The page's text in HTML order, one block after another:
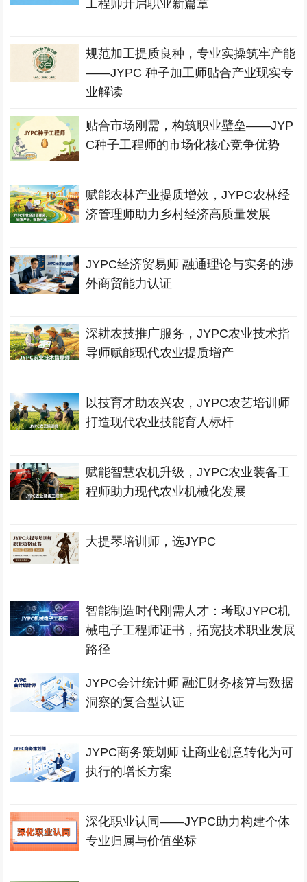
工程师开启职业新篇章
规范加工提质良种，专业实操筑牢产能
——JYPC 种子加工师贴合产业现实专
业解读
贴合市场刚需，构筑职业壁垒——JYP
C种子工程师的市场化核心竞争优势
赋能农林产业提质增效，JYPC农林经
济管理师助力乡村经济高质量发展
JYPC经济贸易师 融通理论与实务的涉
外商贸能力认证
深耕农技推广服务，JYPC农业技术指
导师赋能现代农业提质增产
以技育才助农兴农，JYPC农艺培训师
打造现代农业技能育人标杆
赋能智慧农机升级，JYPC农业装备工
程师助力现代农业机械化发展
大提琴培训师，选JYPC
智能制造时代刚需人才：考取JYPC机
械电子工程师证书，拓宽技术职业发展
路径
JYPC会计统计师 融汇财务核算与数据
洞察的复合型认证
JYPC商务策划师 让商业创意转化为可
执行的增长方案
深化职业认同——JYPC助力构建个体
专业归属与价值坐标